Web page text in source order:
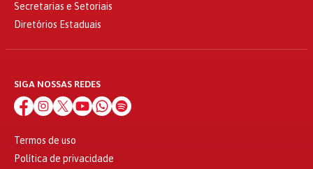
Secretarias e Setoriais
Diretórios Estaduais
SIGA NOSSAS REDES
Termos de uso
Política de privacidade